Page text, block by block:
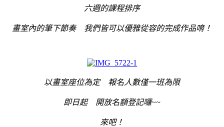
六週的課程排序
畫室內的筆下節奏 我們皆可以優雅從容的完成作品唷！
以畫室座位為定 報名人數僅一班為限
即日起 開放名額登記囉~~
來吧！